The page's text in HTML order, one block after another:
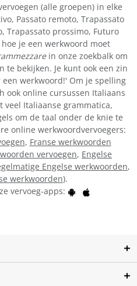
(alle groepen) in elke
Passato remoto, Trapassato
Trapassato prossimo, Futuro
je een werkwoord moet
in onze zoekbalk om
te bekijken. Je kunt ook een zin
werkwoord!' Om je spelling
ook online cursussen Italiaans
veel Italiaanse grammatica,
om de taal onder de knie te
online werkwoordvervoegers:
, Franse werkwoorden
vervoegen, Engelse
Engelse werkwoorden,
werkwoorden).
vervoeg-apps: